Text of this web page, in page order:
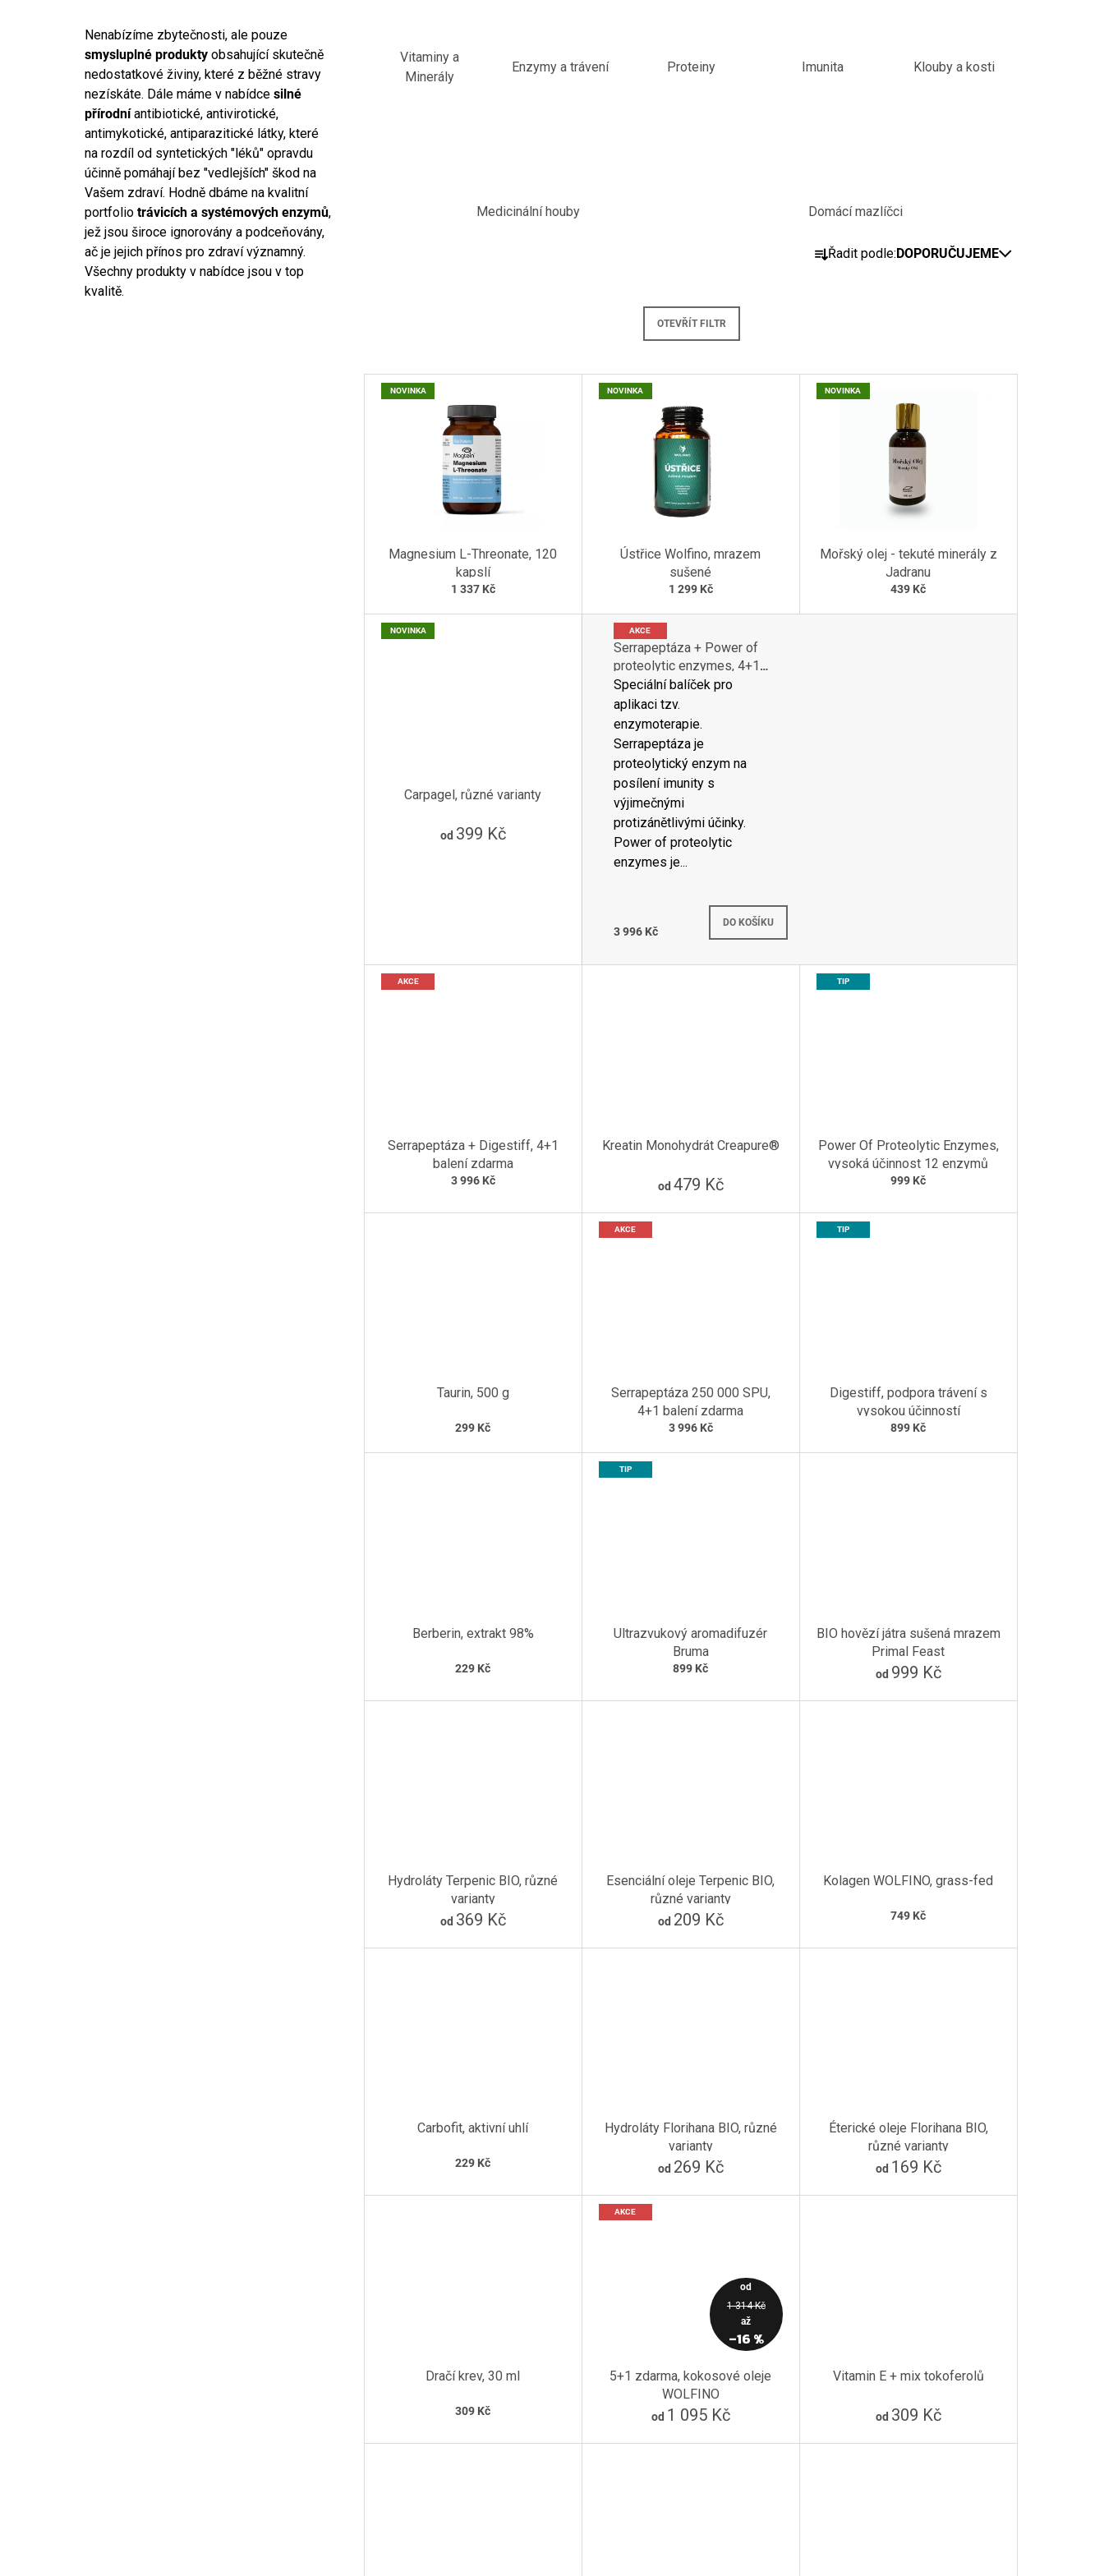
Nenabízíme zbytečnosti, ale pouze
smysluplné produkty obsahující skutečně
nedostatkové živiny, které z běžné stravy
nezískáte. Dále máme v nabídce silné
přírodníantibiotické, antivirotické,
antimykotické, antiparazitické látky, které
na rozdíl od syntetických "léků" opravdu
účinně pomáhají bez "vedlejších" škod na
Vašem zdraví. Hodně dbáme na kvalitní
portfolio trávicích a systémových enzymů,
jež jsou široce ignorovány a podceňovány,
ač je jejich přínos pro zdraví významný.
Všechny produkty v nabídce jsou v top
kvalitě.
Vitaminy a
Minerály
Enzymy a trávení Proteiny Imunita Klouby a kosti
Medicinální houby Domácí mazlíčci
Ř
A
P
R
Řadit podle:DOPORUČUJEME
OTEVŘÍT FILTR
V
T
NOVINKA
Magnesium L-Threonate, 120
kapslí
1 337 Kč
NOVINKA
Ústřice Wolfino, mrazem
sušené
1 299 Kč
NOVINKA
Mořský olej - tekuté minerály z
Jadranu
439 Kč
NOVINKA
Carpagel, různé varianty
od 399 Kč
AKCE
Serrapeptáza + Power of
proteolytic enzymes, 4+1
balení zdarma
Speciální balíček pro
aplikaci tzv.
enzymoterapie.
Serrapeptáza je
proteolytický enzym na
posílení imunity s
výjimečnými
protizánětlivými účinky.
Power of proteolytic
enzymes je...
3 996 Kč
DO KOŠÍKU
Skladem
AKCE
Serrapeptáza + Digestiff, 4+1
balení zdarma
3 996 Kč
Kreatin Monohydrát Creapure®
od 479 Kč
TIP
Power Of Proteolytic Enzymes,
vysoká účinnost 12 enzymů
999 Kč
Taurin, 500 g
299 Kč
AKCE
Serrapeptáza 250 000 SPU,
4+1 balení zdarma
3 996 Kč
TIP
Digestiff, podpora trávení s
vysokou účinností
899 Kč
Berberin, extrakt 98%
229 Kč
TIP
Ultrazvukový aromadifuzér
Bruma
899 Kč
BIO hovězí játra sušená mrazem
Primal Feast
od 999 Kč
Hydroláty Terpenic BIO, různé
varianty
od 369 Kč
Esenciální oleje Terpenic BIO,
různé varianty
od 209 Kč
Kolagen WOLFINO, grass-fed
749 Kč
Carbofit, aktivní uhlí
229 Kč
Hydroláty Florihana BIO, různé
varianty
od 269 Kč
Éterické oleje Florihana BIO,
různé varianty
od 169 Kč
Dračí krev, 30 ml
309 Kč
od
1 314 Kč
až
–16 %
AKCE
5+1 zdarma, kokosové oleje
WOLFINO
od 1 095 Kč
Vitamin E + mix tokoferolů
od 309 Kč